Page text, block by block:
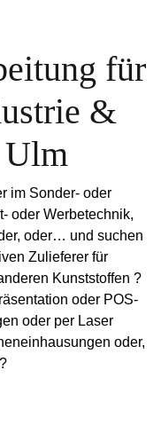
für
&
Ulm
im Sonder- oder
oder Werbetechnik,
oder… und suchen
Zulieferer für
Kunststoffen ?
oder POS-
oder per Laser
oder,